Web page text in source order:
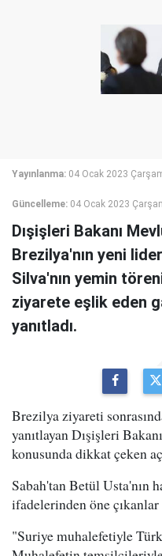
Yayınlanma: 04 Ocak 2023
Güncelleme: 04 Ocak 2023
Dışişleri Bakanı
Brezilya'nın yeni
Silva'nın yemin
ziyarete eşlik eden
yanıtladı.
Brezilya ziyareti
yanıtlayan Dışişleri
konusunda dikkat çeken
Sabah'tan Betül Usta'nın
ifadelerinden öne
"Suriye muhalefetiyle